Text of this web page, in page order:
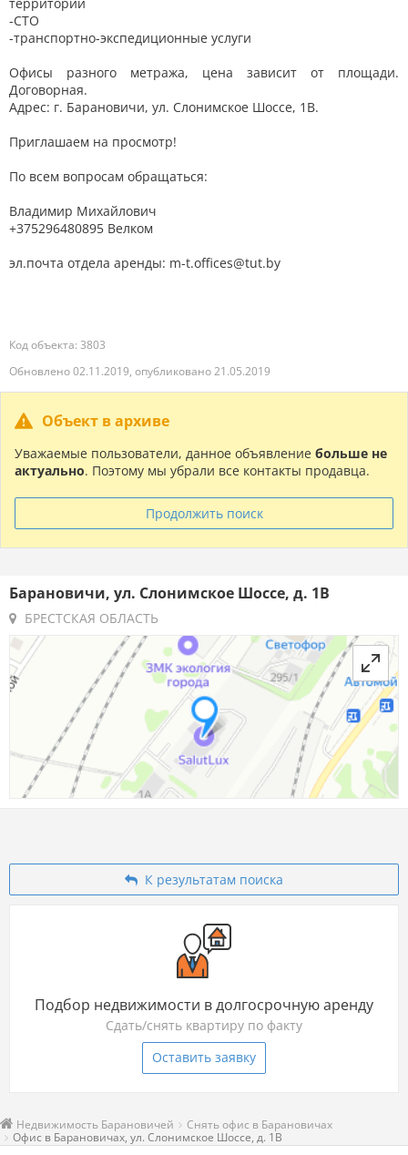
-СТО
-транспортно-экспедиционные услуги
Офисы разного метража, цена зависит от площади.
Договорная.
Адрес: г. Барановичи, ул. Слонимское Шоссе, 1В.
Приглашаем на просмотр!
По всем вопросам обращаться:
Владимир Михайлович
+375296480895 Велком
эл.почта отдела аренды: m-t.offices@tut.by
Код объекта: 3803
Обновлено 02.11.2019, опубликовано 21.05.2019
Объект в архиве
Уважаемые пользователи, данное объявление больше не
актуально. Поэтому мы убрали все контакты продавца.
Продолжить поиск
Барановичи, ул. Слонимское Шоссе, д. 1В
БРЕСТСКАЯ ОБЛАСТЬ
К результатам поиска
Подбор недвижимости в долгосрочную аренду
Сдать/снять квартиру по факту
Оставить заявку
Недвижимость Барановичей
Снять офис в Барановичах
Офис в Барановичах, ул. Слонимское Шоссе, д. 1В